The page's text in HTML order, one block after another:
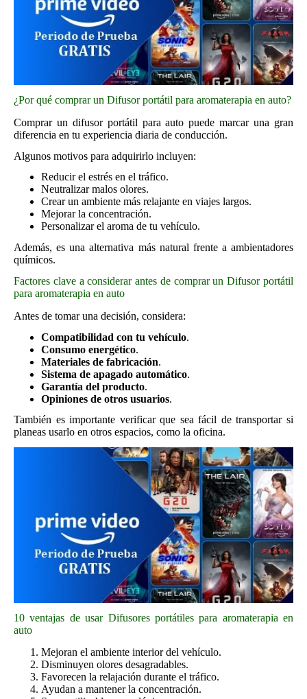
¿Por qué comprar un Difusor portátil para aromaterapia en auto?
Comprar un difusor portátil para auto puede marcar una gran
diferencia en tu experiencia diaria de conducción.
Algunos motivos para adquirirlo incluyen:
Reducir el estrés en el tráfico.
Neutralizar malos olores.
Crear un ambiente más relajante en viajes largos.
Mejorar la concentración.
Personalizar el aroma de tu vehículo.
Además, es una alternativa más natural frente a ambientadores
químicos.
Factores clave a considerar antes de comprar un Difusor portátil
para aromaterapia en auto
Antes de tomar una decisión, considera:
Compatibilidad con tu vehículo.
Consumo energético.
Materiales de fabricación.
Sistema de apagado automático.
Garantía del producto.
Opiniones de otros usuarios.
También es importante verificar que sea fácil de transportar si
planeas usarlo en otros espacios, como la oficina.
10 ventajas de usar Difusores portátiles para aromaterapia en
auto
Mejoran el ambiente interior del vehículo.
Disminuyen olores desagradables.
Favorecen la relajación durante el tráfico.
Ayudan a mantener la concentración.